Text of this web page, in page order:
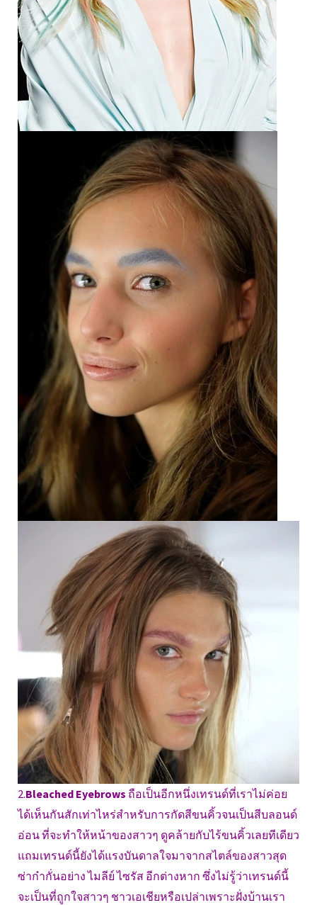
2.Bleached Eyebrows ถือเป็นอีกหนึ่งเทรนด์ที่เราไม่ค่อย
ได้เห็นกันสักเท่าไหร่สำหรับการกัดสีขนคิ้วจนเป็นสีบลอนด์
อ่อน ที่จะทำให้หน้าของสาวๆ ดูคล้ายกับไร้ขนคิ้วเลยทีเดียว
แถมเทรนด์นี้ยังได้แรงบันดาลใจมาจากสไตล์ของสาวสุด
ซ่าก๋ากั่นอย่าง ไมลีย์ ไซรัส อีกต่างหาก ซึ่งไม่รู้ว่าเทรนด์นี้
จะเป็นที่ถูกใจสาวๆ ชาวเอเชียหรือเปล่าเพราะฝั่งบ้านเรา